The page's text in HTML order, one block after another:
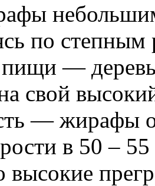
по
—
свой
— жирафы
в 50 –
высокие